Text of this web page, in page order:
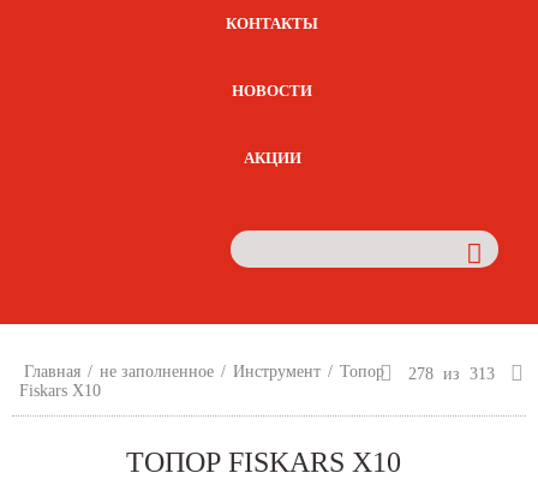
КОНТАКТЫ
НОВОСТИ
АКЦИИ
Главная / не заполненное / Инструмент / Топор
Fiskars X10
278 из 313
ТОПОР FISKARS X10